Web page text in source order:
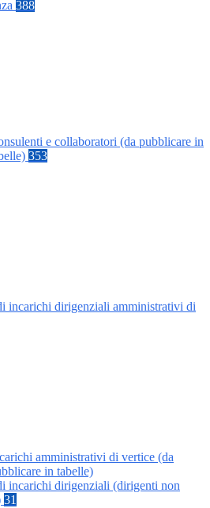
388
e collaboratori (da pubblicare in
353
incarichi dirigenziali amministrativi di
amministrativi di vertice (da
in tabelle)
incarichi dirigenziali (dirigenti non
31